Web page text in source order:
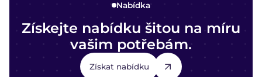
Nabídka
Získejte nabídku šitou na míru
vašim potřebám.
Získat nabídku